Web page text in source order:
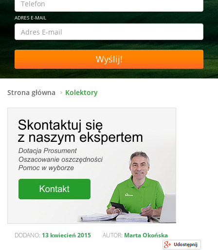
ADRES E-MAIL
Wyślij!
Strona główna Kolektory
DODANO: 13 kwiecień 2015 AUTOR: Marta Okońska